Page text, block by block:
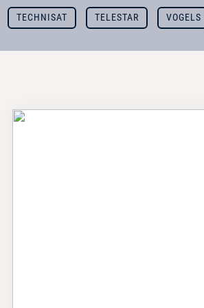
TECHNISAT TELESTAR VOGELS